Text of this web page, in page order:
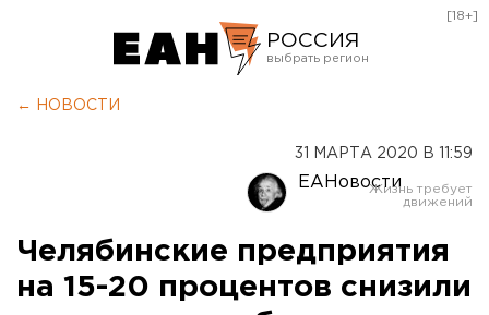
РОССИЯ
Оренбург
[18+]
← НОВОСТИ
31 МАРТА 2020 В 11:59
ЕАНовости
Челябинские предприятия
на 15-20 процентов снизили